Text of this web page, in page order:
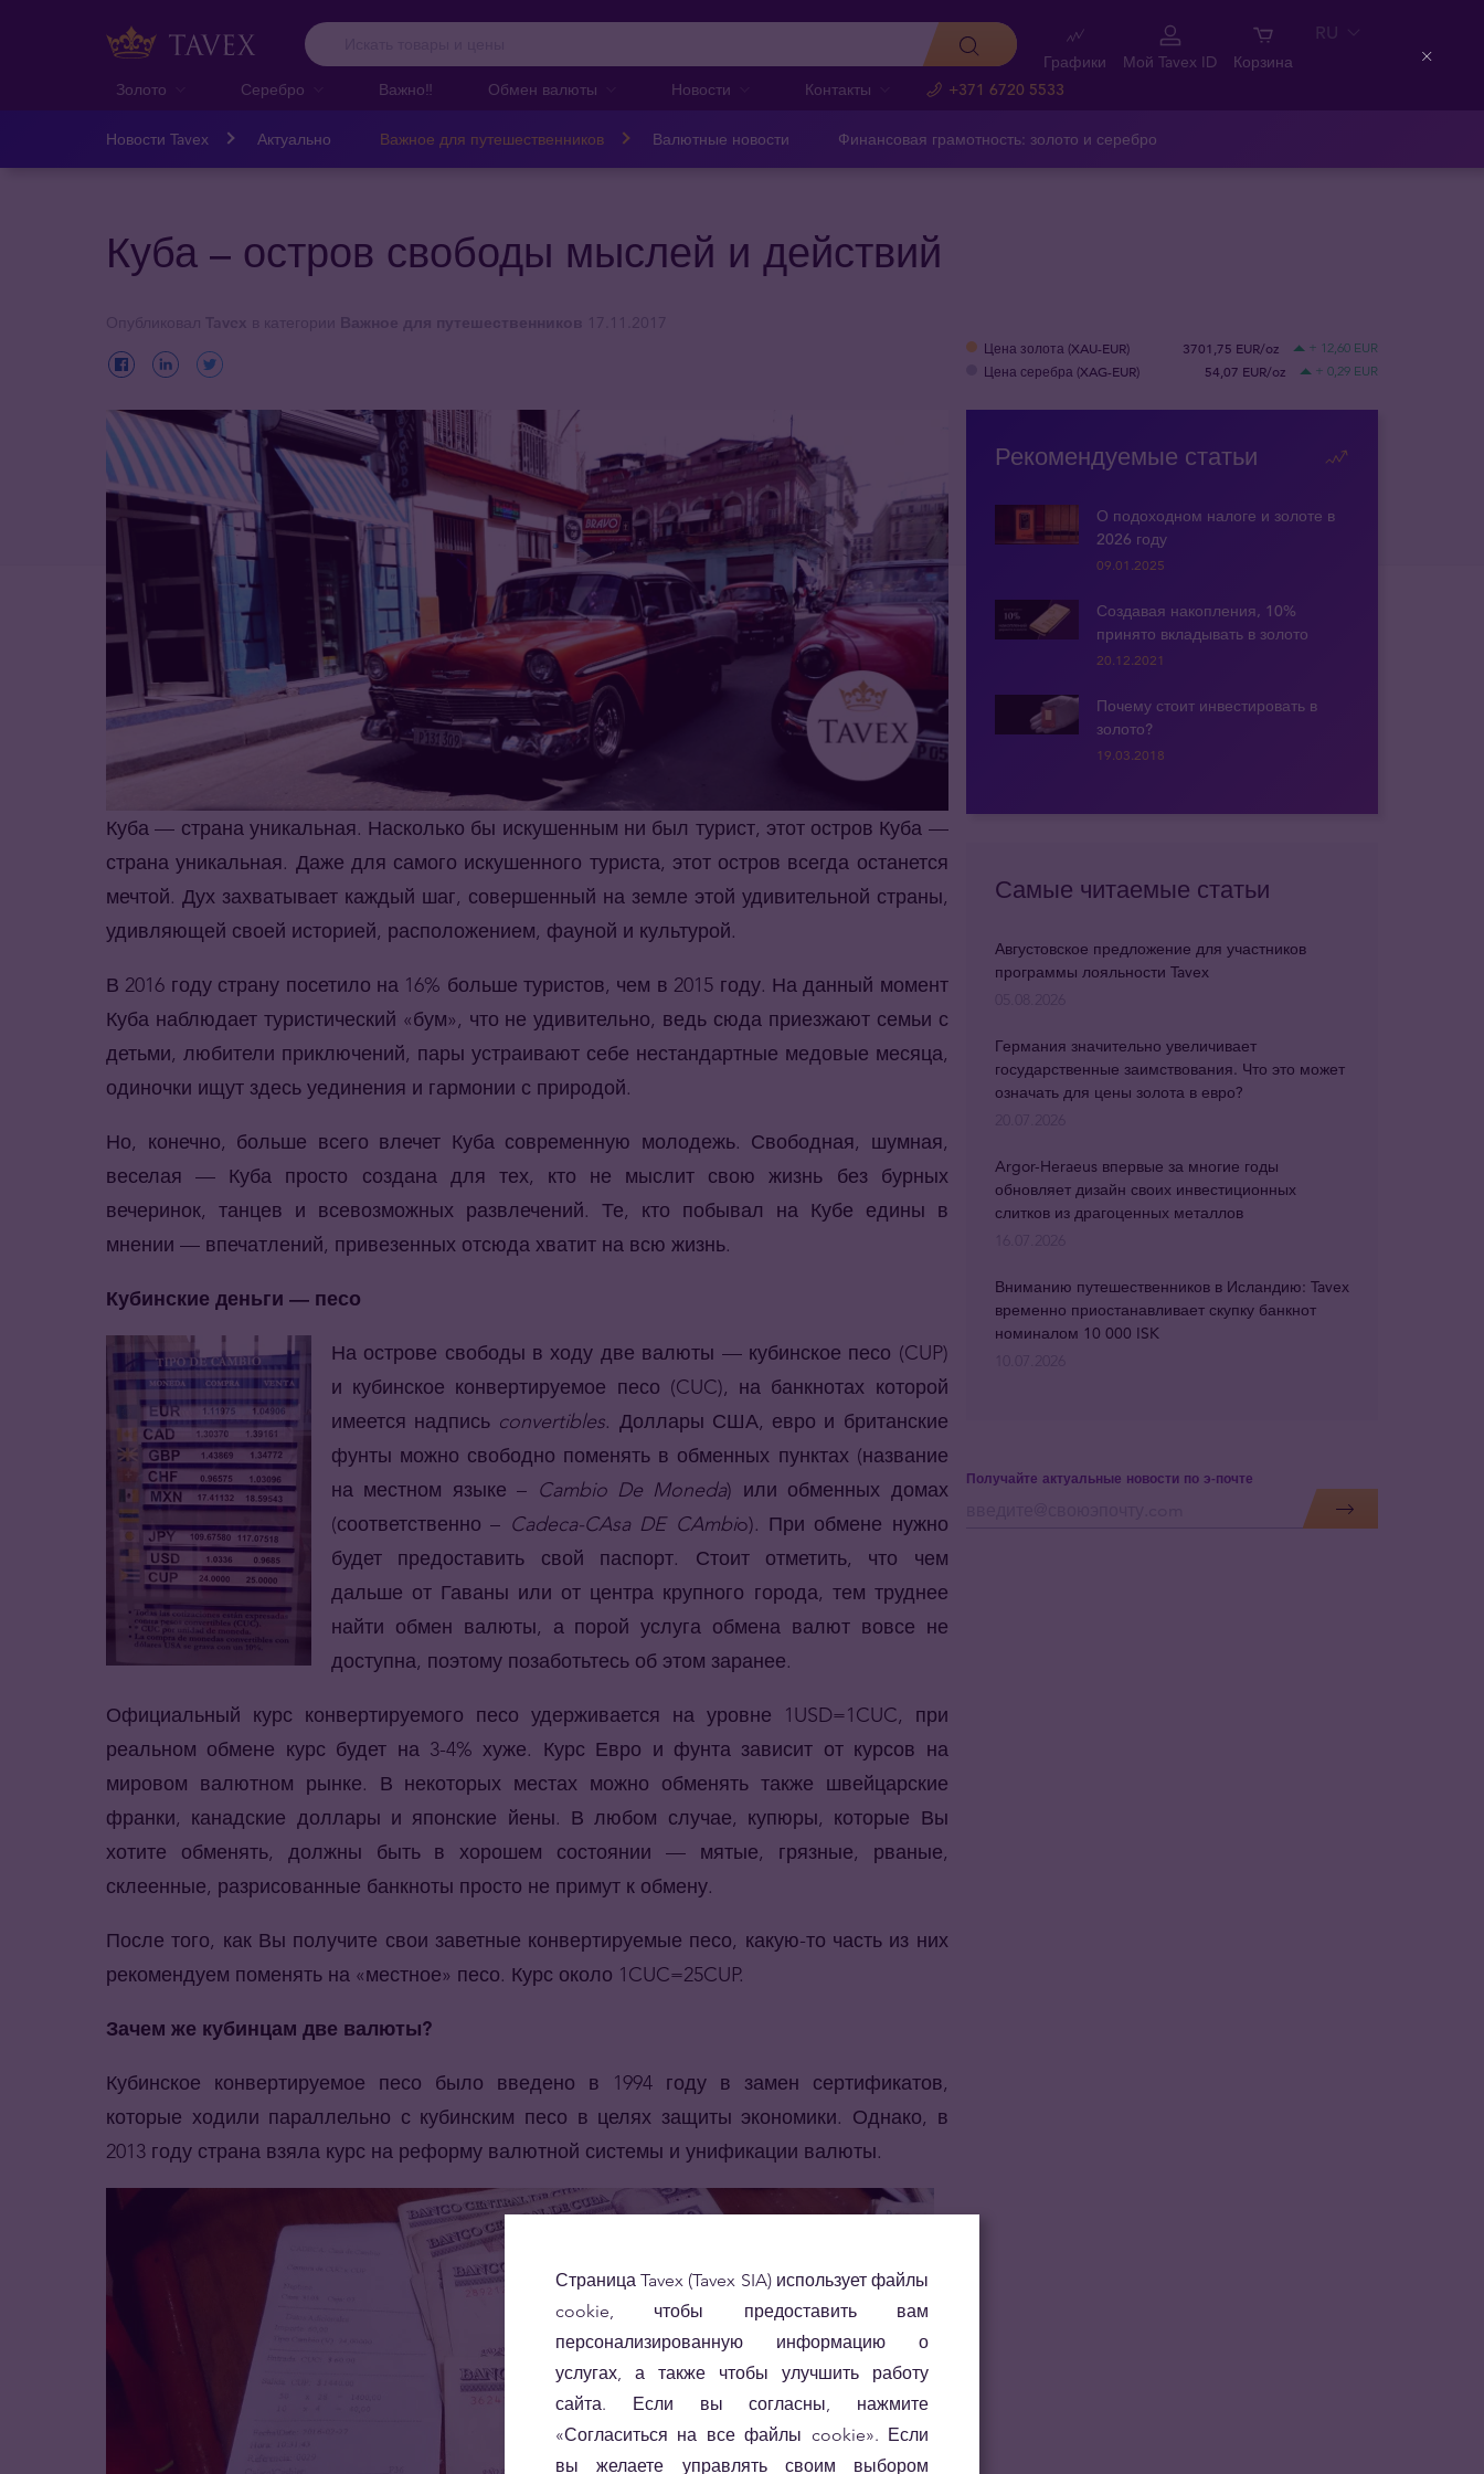
Золото Серебро Важно‼️ Обмен валюты Новости Контакты +371 6720 5533
Графики Мой Tavex ID Корзина
RU
Новости Tavex Актуально Важное для путешественников Валютные новости Финансовая грамотность: золото и серебро
Куба – остров свободы мыслей и действий
Цена золота (XAU-EUR) 3701,75 EUR/oz + 12,60 EUR
Цена серебра (XAG-EUR) 54,07 EUR/oz + 0,29 EUR
Куба — страна уникальная. Насколько бы искушенным ни был турист, этот остров Куба —
страна уникальная. Даже для самого искушенного туриста, этот остров всегда останется
мечтой. Дух захватывает каждый шаг, совершенный на земле этой удивительной страны,
удивляющей своей историей, расположением, фауной и культурой.
В 2016 году страну посетило на 16% больше туристов, чем в 2015 году. На данный момент
Куба наблюдает туристический «бум», что не удивительно, ведь сюда приезжают семьи с
детьми, любители приключений, пары устраивают себе нестандартные медовые месяца,
одиночки ищут здесь уединения и гармонии с природой.
Но, конечно, больше всего влечет Куба современную молодежь. Свободная, шумная,
веселая — Куба просто создана для тех, кто не мыслит свою жизнь без бурных
вечеринок, танцев и всевозможных развлечений. Те, кто побывал на Кубе едины в
мнении — впечатлений, привезенных отсюда хватит на всю жизнь.
Кубинские деньги — песо
На острове свободы в ходу две валюты — кубинское песо (CUP)
и кубинское конвертируемое песо (CUC), на банкнотах которой
имеется надпись convertibles. Доллары США, евро и британские
фунты можно свободно поменять в обменных пунктах (название
на местном языке – Cambio De Moneda) или обменных домах
(соответственно – Cadeca-CAsa DE CAmbio). При обмене нужно
будет предоставить свой паспорт. Стоит отметить, что чем
дальше от Гаваны или от центра крупного города, тем труднее
найти обмен валюты, а порой услуга обмена валют вовсе не
доступна, поэтому позаботьтесь об этом заранее.
Официальный курс конвертируемого песо удерживается на уровне 1USD=1CUC, при
реальном обмене курс будет на 3-4% хуже. Курс Евро и фунта зависит от курсов на
мировом валютном рынке. В некоторых местах можно обменять также швейцарские
франки, канадские доллары и японские йены. В любом случае, купюры, которые Вы
хотите обменять, должны быть в хорошем состоянии — мятые, грязные, рваные,
склеенные, разрисованные банкноты просто не примут к обмену.
После того, как Вы получите свои заветные конвертируемые песо, какую-то часть из них
рекомендуем поменять на «местное» песо. Курс около 1CUC=25CUP.
Зачем же кубинцам две валюты?
Кубинское конвертируемое песо было введено в 1994 году в замен сертификатов,
которые ходили параллельно с кубинским песо в целях защиты экономики. Однако, в
2013 году страна взяла курс на реформу валютной системы и унификации валюты.
Рекомендуемые статьи
О подоходном налоге и золоте в
2026 году
09.01.2025
Создавая накопления, 10%
принято вкладывать в золото
20.12.2021
Почему стоит инвестировать в
золото?
19.03.2018
Получайте актуальные новости по э-почте
Самые читаемые статьи
Августовское предложение для участников
программы лояльности Tavex
Германия значительно увеличивает
государственные заимствования. Что это может
означать для цены золота в евро?
Argor-Heraeus впервые за многие годы
обновляет дизайн своих инвестиционных
слитков из драгоценных металлов
Вниманию путешественников в Исландию: Tavex
временно приостанавливает скупку банкнот
номиналом 10 000 ISK
Страница Tavex (Tavex SIA) использует файлы
cookie, чтобы предоставить вам
персонализированную информацию о
услугах, а также чтобы улучшить работу
сайта. Если вы согласны, нажмите
«Согласиться на все файлы cookie». Если
вы желаете управлять своим выбором
Close